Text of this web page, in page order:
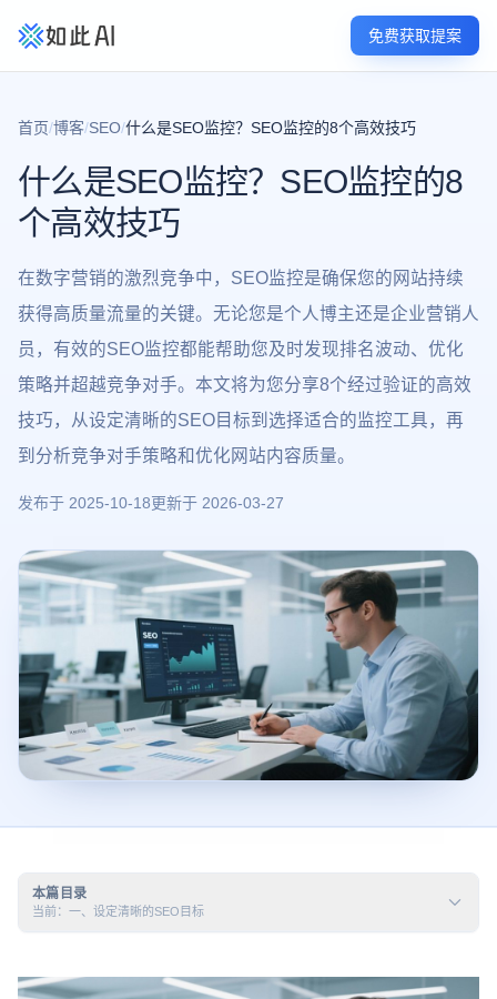
免费获取提案
首页/博客/SEO/什么是SEO监控？SEO监控的8个高效技巧
什么是SEO监控？SEO监控的8
个高效技巧
在数字营销的激烈竞争中，SEO监控是确保您的网站持续
获得高质量流量的关键。无论您是个人博主还是企业营销人
员，有效的SEO监控都能帮助您及时发现排名波动、优化
策略并超越竞争对手。本文将为您分享8个经过验证的高效
技巧，从设定清晰的SEO目标到选择适合的监控工具，再
到分析竞争对手策略和优化网站内容质量。
发布于 2025-10-18更新于 2026-03-27
本篇目录
当前：一、设定清晰的SEO目标